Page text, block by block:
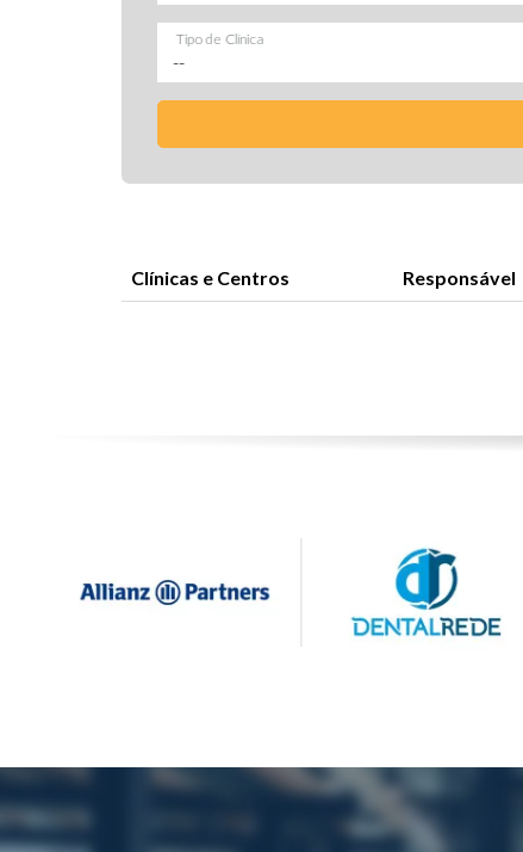
Tipo de Clínica
Clínicas e Centros Responsável